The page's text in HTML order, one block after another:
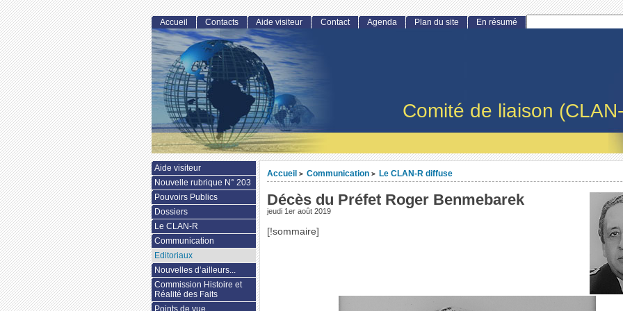
Comité de liaison
Accueil > Communication > Le CLAN-R diffuse
Décès du Préfet Roger Benmebarek
jeudi 1er août 2019
[!sommaire]
Accueil Contacts Aide visiteur Contact Agenda Plan du site En résumé
Aide visiteur
Nouvelle rubrique N° 203
Pouvoirs Publics
Dossiers
Le CLAN-R
Communication
Editoriaux
Nouvelles d’ailleurs...
Commission Histoire et
Réalité des Faits